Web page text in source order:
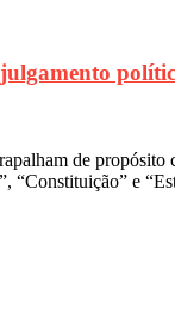
de
“Constituição” e